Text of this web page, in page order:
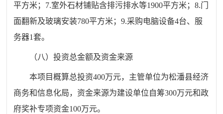
平方米；7.室外石材铺贴含排污排水等1900平方米；8.门
面翻新及玻璃安装780平方米；9.采购电脑设备4台、服
务器1套。
（八）投资总金额及资金来源
本项目概算总投资400万元，主管单位为松潘县经济
商务和信息化局，资金来源为建设单位自筹300万元和政
府奖补专项资金100万元。